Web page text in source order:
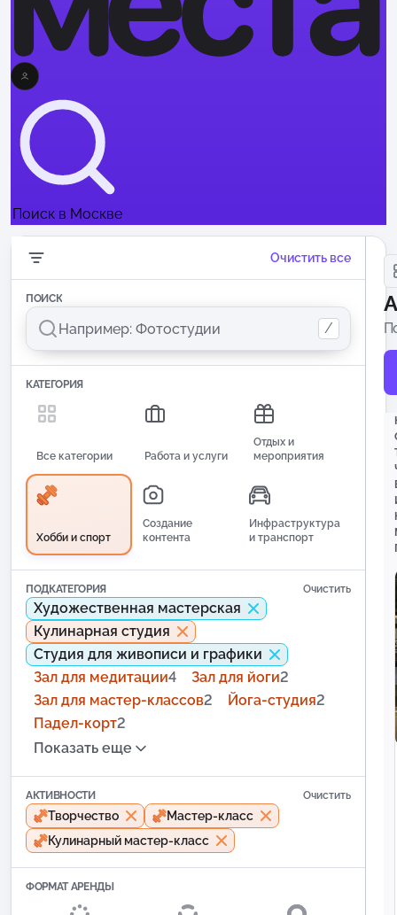
Поиск в Москве
Очистить все
ПОИСК
/
КАТЕГОРИЯ
Все категории Работа и услуги
Отдых и
мероприятия
Хобби и спорт
Создание
контента
Инфраструктура
и транспорт
ПОДКАТЕГОРИЯ Очистить
Художественная мастерская
Кулинарная студия
Студия для живописи и графики
Зал для медитации4 Зал для йоги2
Зал для мастер-классов2 Йога-студия2
Падел-корт2
Показать еще
АКТИВНОСТИ Очистить
Творчество
Мастер-класс
Кулинарный мастер-класс
ФОРМАТ АРЕНДЫ